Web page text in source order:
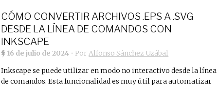
CÓMO CONVERTIR ARCHIVOS .EPS A .SVG
DESDE LA LÍNEA DE COMANDOS CON
INKSCAPE
16 de julio de 2024 • PorAlfonso Sánchez Uzábal
Inkscape se puede utilizar en modo no interactivo desde la línea
de comandos. Esta funcionalidad es muy útil para automatizar